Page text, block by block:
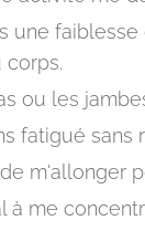
une faiblesse
corps.
ou les
fatigué sans
m'allonger
à me